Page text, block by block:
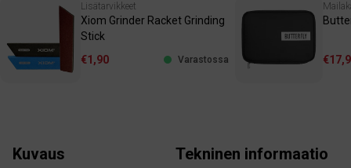
Lisätarvikkeet
Xiom Grinder Racket Grinding
Stick
€1,90
Varastossa
Kuvaus Tekninen informaatio